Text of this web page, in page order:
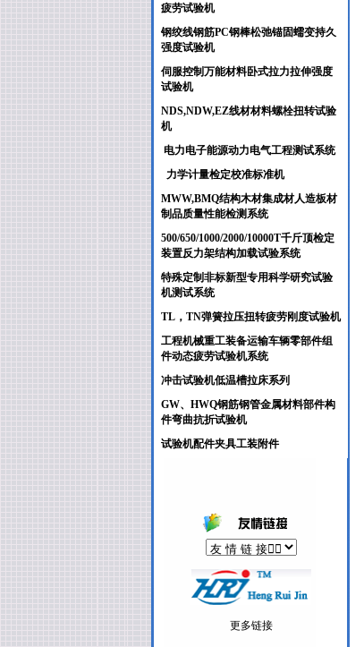
疲劳试验机
钢绞线钢筋PC钢棒松弛锚固蠕变持久
强度试验机
伺服控制万能材料卧式拉力拉伸强度
试验机
NDS,NDW,EZ线材材料螺栓扭转试验
机
电力电子能源动力电气工程测试系统
力学计量检定校准标准机
MWW,BMQ结构木材集成材人造板材
制品质量性能检测系统
500/650/1000/2000/10000T千斤顶检定
装置反力架结构加载试验系统
特殊定制非标新型专用科学研究试验
机测试系统
TL，TN弹簧拉压扭转疲劳刚度试验机
工程机械重工装备运输车辆零部件组
件动态疲劳试验机系统
冲击试验机低温槽拉床系列
GW、HWQ钢筋钢管金属材料部件构
件弯曲抗折试验机
试验机配件夹具工装附件
更多链接